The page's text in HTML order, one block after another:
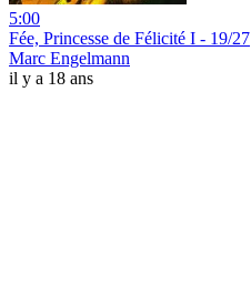
5:00
Fée, Princesse de Félicité I - 19/27
Marc Engelmann
il y a 18 ans